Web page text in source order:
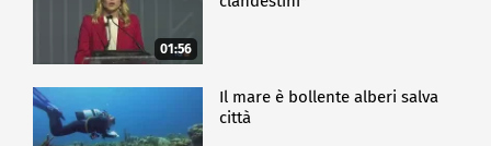
CRONACA
01:56
Il mare è bollente alberi salva
città